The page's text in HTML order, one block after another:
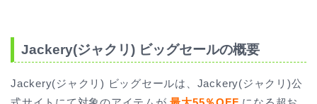
Jackery(ジャクリ) ビッグセールの概要
Jackery(ジャクリ) ビッグセールは、Jackery(ジャクリ)公